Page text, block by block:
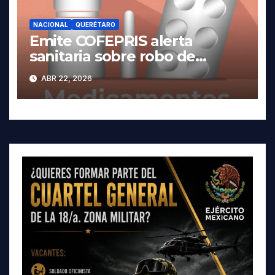
NACIONAL QUERÉTARO
Emite COFEPRIS alerta
sanitaria sobre robo de
medicamentos
ABR 22, 2026